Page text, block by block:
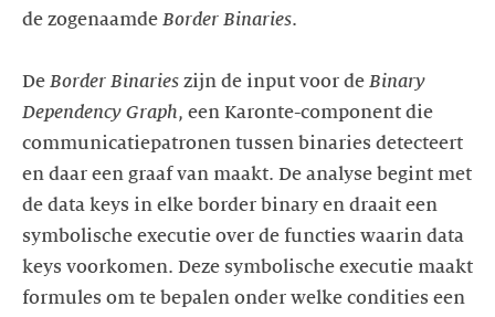
de zogenaamde Border Binaries.
De Border Binaries zijn de input voor de Binary
Dependency Graph, een Karonte-component die
communicatiepatronen tussen binaries detecteert
en daar een graaf van maakt. De analyse begint met
de data keys in elke border binary en draait een
symbolische executie over de functies waarin data
keys voorkomen. Deze symbolische executie maakt
formules om te bepalen onder welke condities een